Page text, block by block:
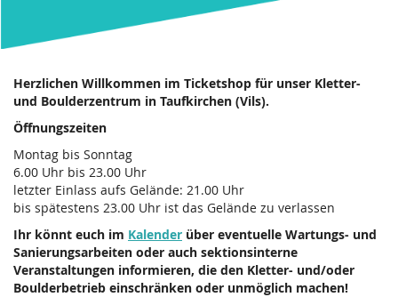
Herzlichen Willkommen im Ticketshop für unser Kletter-
und Boulderzentrum in Taufkirchen (Vils).
Öffnungszeiten
Montag bis Sonntag
6.00 Uhr bis 23.00 Uhr
letzter Einlass aufs Gelände: 21.00 Uhr
bis spätestens 23.00 Uhr ist das Gelände zu verlassen
Ihr könnt euch im Kalender über eventuelle Wartungs- und
Sanierungsarbeiten oder auch sektionsinterne
Veranstaltungen informieren, die den Kletter- und/oder
Boulderbetrieb einschränken oder unmöglich machen!